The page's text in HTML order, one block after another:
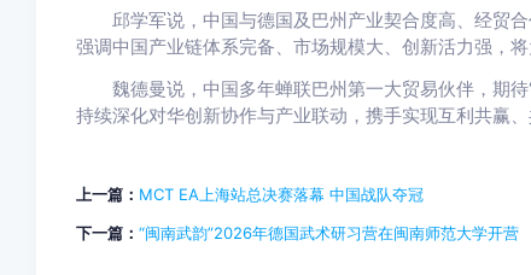
邱学军说，中国与德国及巴州产业契合度高、经贸合
强调中国产业链体系完备、市场规模大、创新活力强，将
魏德曼说，中国多年蝉联巴州第一大贸易伙伴，期待
持续深化对华创新协作与产业联动，携手实现互利共赢
上一篇： MCT EA上海站总决赛落幕 中国战队夺冠
下一篇： “闽南武韵”2026年德国武术研习营在闽南师范大学开营